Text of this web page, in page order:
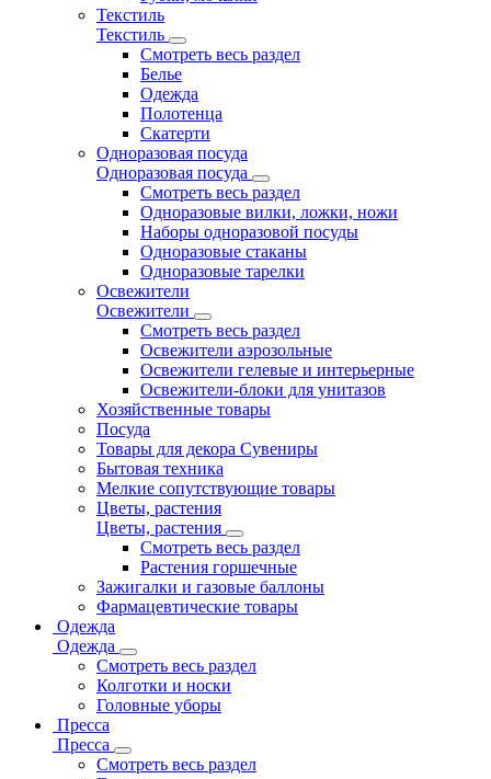
Текстиль
Текстиль
Смотреть весь раздел
Белье
Одежда
Полотенца
Скатерти
Одноразовая посуда
Одноразовая посуда
Смотреть весь раздел
Одноразовые вилки, ложки, ножи
Наборы одноразовой посуды
Одноразовые стаканы
Одноразовые тарелки
Освежители
Освежители
Смотреть весь раздел
Освежители аэрозольные
Освежители гелевые и интерьерные
Освежители-блоки для унитазов
Хозяйственные товары
Посуда
Товары для декора Сувениры
Бытовая техника
Мелкие сопутствующие товары
Цветы, растения
Цветы, растения
Смотреть весь раздел
Растения горшечные
Зажигалки и газовые баллоны
Фармацевтические товары
Одежда
Одежда
Смотреть весь раздел
Колготки и носки
Головные уборы
Пресса
Пресса
Смотреть весь раздел